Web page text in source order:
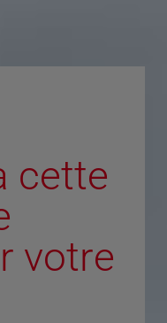
cette
votre